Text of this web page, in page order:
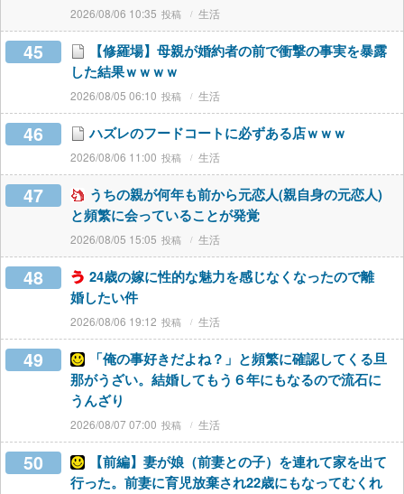
2026/08/06 10:35 生活
45
【修羅場】母親が婚約者の前で衝撃の事実を暴露
した結果ｗｗｗｗ
2026/08/05 06:10 生活
46 ハズレのフードコートに必ずある店ｗｗｗ
2026/08/06 11:00 生活
47
うちの親が何年も前から元恋人(親自身の元恋人)
と頻繁に会っていることが発覚
2026/08/05 15:05 生活
48
24歳の嫁に性的な魅力を感じなくなったので離
婚したい件
2026/08/06 19:12 生活
49
「俺の事好きだよね？」と頻繁に確認してくる旦
那がうざい。結婚してもう６年にもなるので流石に
うんざり
2026/08/07 07:00 生活
50
【前編】妻が娘（前妻との子）を連れて家を出て
行った。前妻に育児放棄され22歳にもなってむくれ